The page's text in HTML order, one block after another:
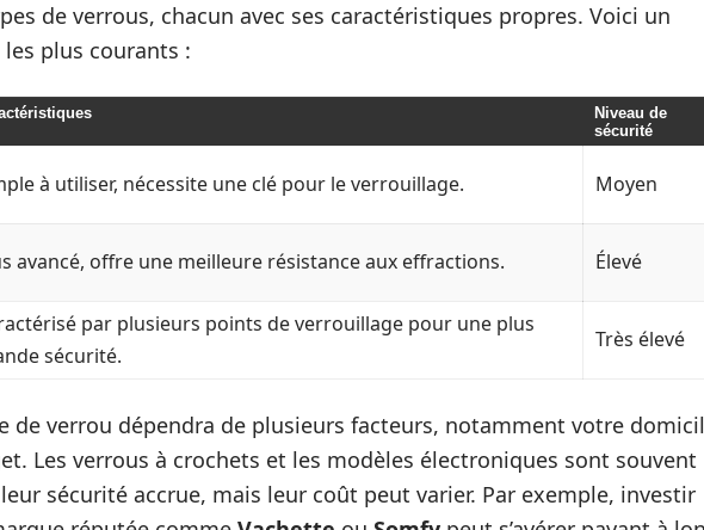
de verrous, chacun avec ses caractéristiques propres. Voici un
plus courants :
Niveau de
sécurité
à utiliser, nécessite une clé pour le verrouillage. Moyen
avancé, offre une meilleure résistance aux effractions. Élevé
par plusieurs points de verrouillage pour une plus
sécurité.
Très élevé
de verrou dépendra de plusieurs facteurs, notamment votre
Les verrous à crochets et les modèles électroniques sont souvent
sécurité accrue, mais leur coût peut varier. Par exemple, investir